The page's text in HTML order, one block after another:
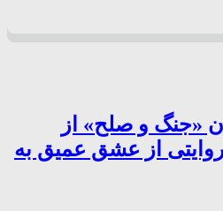
«جنگ و صلح» از
از عشق عمیق به